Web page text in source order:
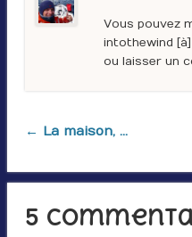
Vous pouvez
intothewind
ou laisser un
← La maison, …
5